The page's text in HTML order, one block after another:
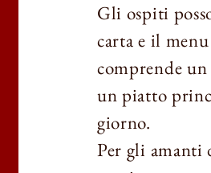
Gli ospiti
carta e il
comprende
un piatto
giorno.
Per gli amanti